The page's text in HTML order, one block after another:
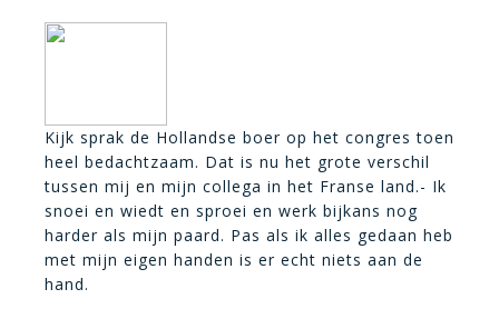
Kijk sprak de Hollandse boer op het congres toen
heel bedachtzaam. Dat is nu het grote verschil
tussen mij en mijn collega in het Franse land.- Ik
snoei en wiedt en sproei en werk bijkans nog
harder als mijn paard. Pas als ik alles gedaan heb
met mijn eigen handen is er echt niets aan de
hand.